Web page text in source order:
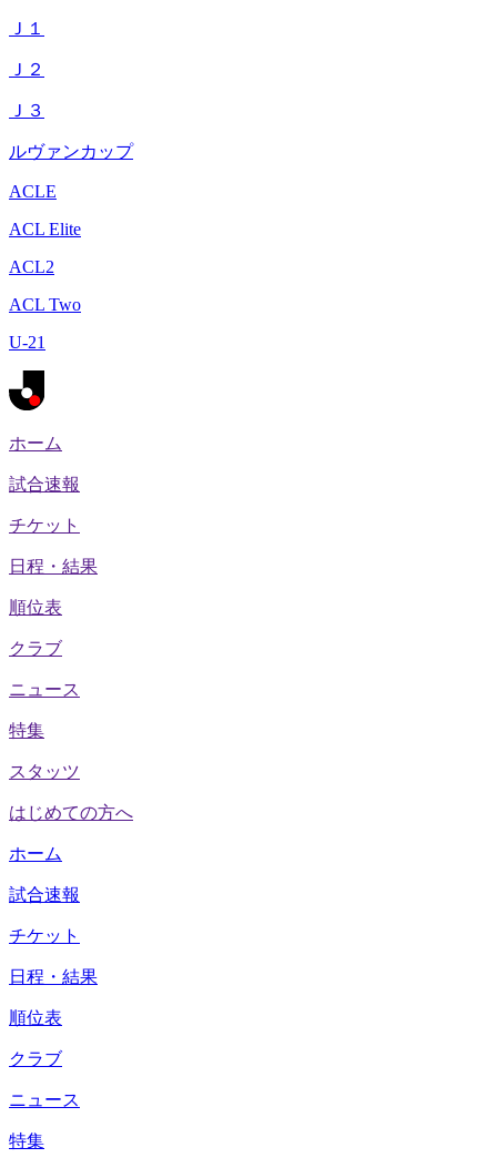
Ｊ１
Ｊ２
Ｊ３
ルヴァンカップ
ACLE
ACL Elite
ACL2
ACL Two
U-21
ホーム
試合速報
チケット
日程・結果
順位表
クラブ
ニュース
特集
スタッツ
はじめての方へ
ホーム
試合速報
チケット
日程・結果
順位表
クラブ
ニュース
特集